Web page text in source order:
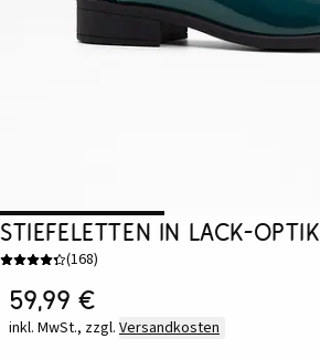
Stiefeletten in Lack-Optik
(168)
59,99 €
inkl. MwSt., zzgl. Versandkosten